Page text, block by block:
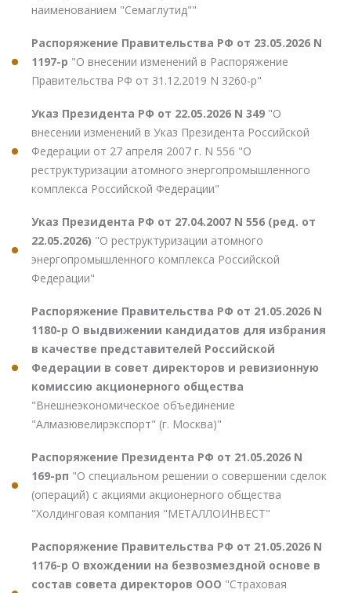
наименованием "Семаглутид""
Распоряжение Правительства РФ от 23.05.2026 N
1197-р "О внесении изменений в Распоряжение
Правительства РФ от 31.12.2019 N 3260-р"
Указ Президента РФ от 22.05.2026 N 349 "О
внесении изменений в Указ Президента Российской
Федерации от 27 апреля 2007 г. N 556 "О
реструктуризации атомного энергопромышленного
комплекса Российской Федерации"
Указ Президента РФ от 27.04.2007 N 556 (ред. от
22.05.2026) "О реструктуризации атомного
энергопромышленного комплекса Российской
Федерации"
Распоряжение Правительства РФ от 21.05.2026 N
1180-р О выдвижении кандидатов для избрания
в качестве представителей Российской
Федерации в совет директоров и ревизионную
комиссию акционерного общества
"Внешнеэкономическое объединение
"Алмазювелирэкспорт" (г. Москва)"
Распоряжение Президента РФ от 21.05.2026 N
169-рп "О специальном решении о совершении сделок
(операций) с акциями акционерного общества
"Холдинговая компания "МЕТАЛЛОИНВЕСТ"
Распоряжение Правительства РФ от 21.05.2026 N
1176-р О вхождении на безвозмездной основе в
состав совета директоров ООО "Страховая